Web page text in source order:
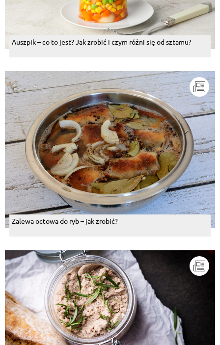
Auszpik – co to jest? Jak zrobić i czym różni się od sztamu?
Zalewa octowa do ryb – jak zrobić?